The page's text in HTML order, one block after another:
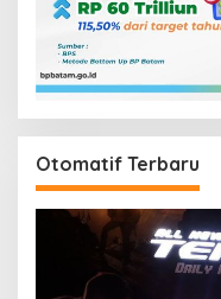
Otomatif Terbaru